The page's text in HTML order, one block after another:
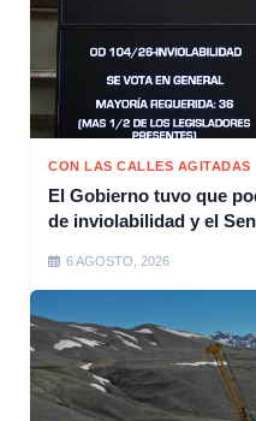
CON LAS CALLES AGITADAS
El Gobierno tuvo que
de inviolabilidad y el
6 AGOSTO, 2026